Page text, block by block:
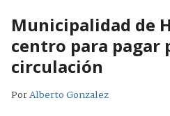
Municipalidad de
centro para pagar
circulación
PorAlberto Gonzalez